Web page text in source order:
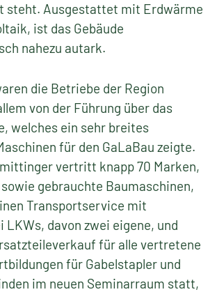
steht. Ausgestattet mit Erdwärme
ist das Gebäude
nahezu autark.
die Betriebe der Region
von der Führung über das
welches ein sehr breites
für den GaLaBau zeigte.
vertritt knapp 70 Marken,
gebrauchte Baumaschinen,
Transportservice mit
LKWs, davon zwei eigene, und
für alle vertretene
für Gabelstapler und
im neuen Seminarraum statt,